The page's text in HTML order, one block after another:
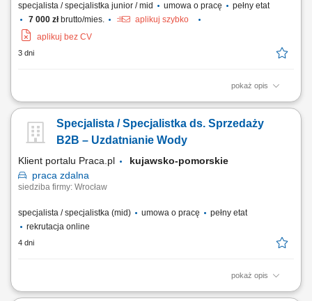
specjalista / specjalistka junior / mid umowa o pracę
pełny etat
7 000 złbrutto/mies.
aplikuj szybko
aplikuj bez CV
3 dni
pokaż opis
Opis stanowiska: aktywne pozyskiwanie nowych klientów oraz
doboru rozwiązań technicznych dopasowanych do potrzeb klienta,
prezentowanie oferty produktowej oraz prowadzenie spotkań
Specjalista / Specjalistka ds. Sprzedaży
B2B – Uzdatnianie Wody
Klient portalu Praca.pl
kujawsko-pomorskie
praca zdalna
siedziba firmy: Wrocław
specjalista / specjalistka (mid) umowa o pracę
pełny etat
rekrutacja online
4 dni
pokaż opis
aktywne pozyskiwanie nowych klientów B2B i rozwijanie sieci